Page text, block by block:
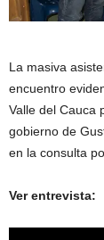
La masiva
encuentro
Valle del Cauca
gobierno de
en la consulta
Ver entrevista: